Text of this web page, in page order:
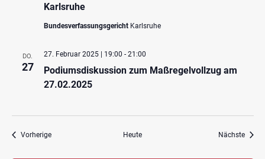
Karlsruhe
Bundesverfassungsgericht Karlsruhe
DO.
27
Podiumsdiskussion zum Maßregelvollzug am
27.02.2025
27. Februar 2025 | 19:00 - 21:00
VorherigeVeranstaltungen Heute Nächste